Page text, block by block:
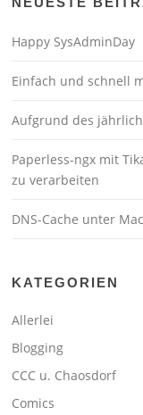
Happy SysAdminDay
Einfach und schnell
Aufgrund des
Paperless-ngx mit
zu verarbeiten
DNS-Cache unter
KATEGORIEN
Allerlei
Blogging
CCC u. Chaosdorf
Comics